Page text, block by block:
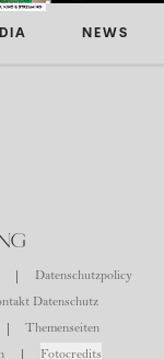
NEWS
Datenschutzpolicy
Datenschutz
Themenseiten
Fotocredits